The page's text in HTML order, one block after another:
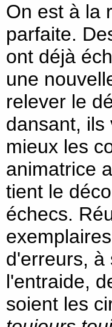
On est à la
parfaite.
ont déjà
une
relever le
dansant, ils
mieux les
animatrice
tient le
échecs.
d'erreurs, à
l'entraide,
soient les